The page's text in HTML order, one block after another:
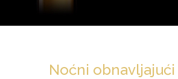
Noćni obnavljajući